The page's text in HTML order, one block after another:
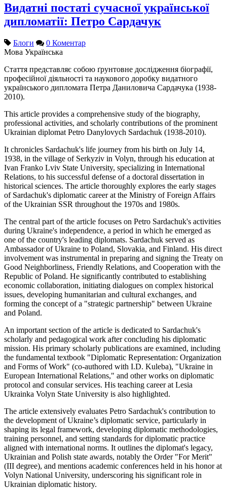
Видатні постаті сучасної української
дипломатії: Петро Сардачук
Блоги
0 Коментар
Мова Українська
Стаття представляє собою ґрунтовне дослідження біографії,
професійної діяльності та наукового доробку видатного
українського дипломата Петра Даниловича Сардачука (1938-
2010).
This article provides a comprehensive study of the biography,
professional activities, and scholarly contributions of the prominent
Ukrainian diplomat Petro Danylovych Sardachuk (1938-2010).
It chronicles Sardachuk's life journey from his birth on July 14,
1938, in the village of Serkyziv in Volyn, through his education at
Ivan Franko Lviv State University, specializing in International
Relations, to his successful defense of a doctoral dissertation in
historical sciences. The article thoroughly explores the early stages
of Sardachuk's diplomatic career at the Ministry of Foreign Affairs
of the Ukrainian SSR throughout the 1970s and 1980s.
The central part of the article focuses on Petro Sardachuk's activities
during Ukraine's independence, a period in which he emerged as
one of the country's leading diplomats. Sardachuk served as
Ambassador of Ukraine to Poland, Slovakia, and Finland. His direct
involvement was instrumental in preparing and signing the Treaty on
Good Neighborliness, Friendly Relations, and Cooperation with the
Republic of Poland. He significantly contributed to establishing
economic collaboration, initiating dialogues on complex historical
issues, developing humanitarian and cultural exchanges, and
forming the concept of a "strategic partnership" between Ukraine
and Poland.
An important section of the article is dedicated to Sardachuk's
scholarly and pedagogical work after concluding his diplomatic
mission. His primary scholarly publications are examined, including
the fundamental textbook "Diplomatic Representation: Organization
and Forms of Work" (co-authored with I.D. Kuleba), "Ukraine in
European International Relations," and other works on diplomatic
protocol and consular services. His teaching career at Lesia
Ukrainka Volyn State University is also highlighted.
The article extensively evaluates Petro Sardachuk's contribution to
the development of Ukraine’s diplomatic service, particularly in
shaping its legal framework, developing diplomatic methodologies,
training personnel, and setting standards for diplomatic practice
aligned with international norms. It outlines the diplomat's legacy,
Ukrainian and Polish state awards, notably the Order "For Merit"
(III degree), and mentions academic conferences held in his honor at
Volyn National University, underscoring his significant role in
Ukrainian diplomatic history.